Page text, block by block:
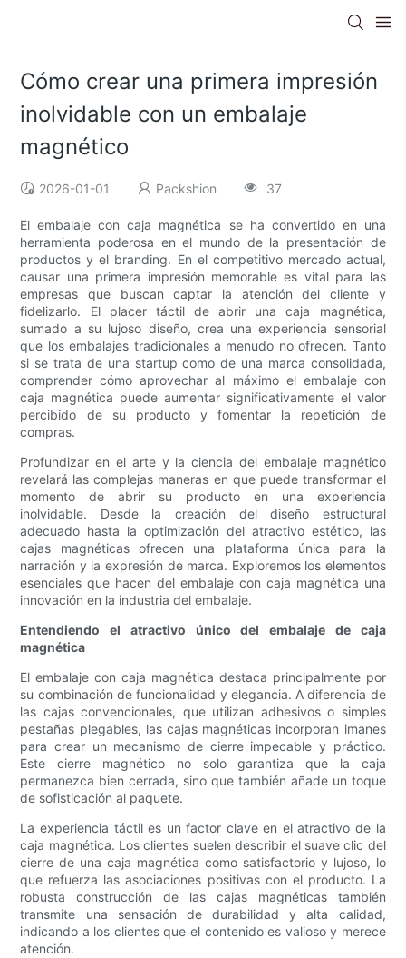
Cómo crear una primera impresión
inolvidable con un embalaje
magnético
2026-01-01 Packshion 37
El embalaje con caja magnética se ha convertido en una
herramienta poderosa en el mundo de la presentación de
productos y el branding. En el competitivo mercado actual,
causar una primera impresión memorable es vital para las
empresas que buscan captar la atención del cliente y
fidelizarlo. El placer táctil de abrir una caja magnética,
sumado a su lujoso diseño, crea una experiencia sensorial
que los embalajes tradicionales a menudo no ofrecen. Tanto
si se trata de una startup como de una marca consolidada,
comprender cómo aprovechar al máximo el embalaje con
caja magnética puede aumentar significativamente el valor
percibido de su producto y fomentar la repetición de
compras.
Profundizar en el arte y la ciencia del embalaje magnético
revelará las complejas maneras en que puede transformar el
momento de abrir su producto en una experiencia
inolvidable. Desde la creación del diseño estructural
adecuado hasta la optimización del atractivo estético, las
cajas magnéticas ofrecen una plataforma única para la
narración y la expresión de marca. Exploremos los elementos
esenciales que hacen del embalaje con caja magnética una
innovación en la industria del embalaje.
Entendiendo el atractivo único del embalaje de caja
magnética
El embalaje con caja magnética destaca principalmente por
su combinación de funcionalidad y elegancia. A diferencia de
las cajas convencionales, que utilizan adhesivos o simples
pestañas plegables, las cajas magnéticas incorporan imanes
para crear un mecanismo de cierre impecable y práctico.
Este cierre magnético no solo garantiza que la caja
permanezca bien cerrada, sino que también añade un toque
de sofisticación al paquete.
La experiencia táctil es un factor clave en el atractivo de la
caja magnética. Los clientes suelen describir el suave clic del
cierre de una caja magnética como satisfactorio y lujoso, lo
que refuerza las asociaciones positivas con el producto. La
robusta construcción de las cajas magnéticas también
transmite una sensación de durabilidad y alta calidad,
indicando a los clientes que el contenido es valioso y merece
atención.